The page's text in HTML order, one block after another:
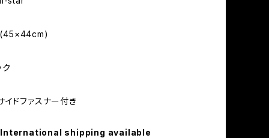
イドファスナー付き
International shipping available